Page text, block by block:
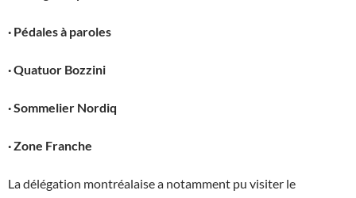
· Pédales à paroles
·Quatuor Bozzini
·Sommelier Nordiq
·Zone Franche
La délégation montréalaise a notamment pu visiter le